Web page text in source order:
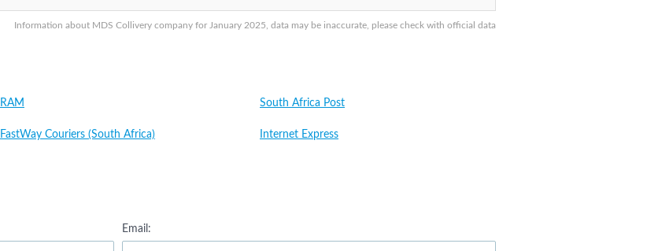
Information about MDS Collivery company for January 2025, data may be inaccurate, please check with official data
RAM South Africa Post
FastWay Couriers (South Africa) Internet Express
Email: